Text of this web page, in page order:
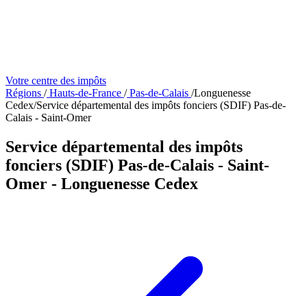
Votre centre des impôts
Régions /Hauts-de-France /Pas-de-Calais /Longuenesse
Cedex/Service départemental des impôts fonciers (SDIF) Pas-de-
Calais - Saint-Omer
Service départemental des impôts
fonciers (SDIF) Pas-de-Calais - Saint-
Omer - Longuenesse Cedex